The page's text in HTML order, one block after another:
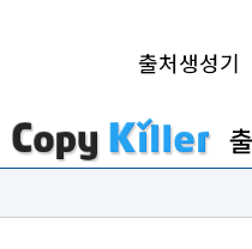
출처생성기